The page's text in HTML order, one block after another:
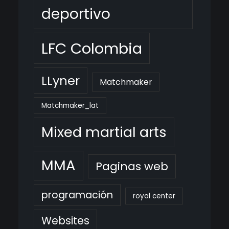
deportivo
LFC Colombia
LLyner Matchmaker
Matchmaker_lat
Mixed martial arts
MMA
Paginas web
programación royal center
Websites